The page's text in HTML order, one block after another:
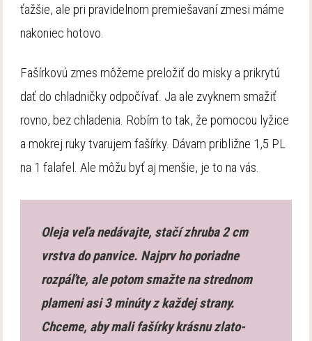
ťažšie, ale pri pravidelnom premiešavaní zmesi máme
nakoniec hotovo.
Fašírkovú zmes môžeme preložiť do misky a prikrytú
dať do chladničky odpočívať. Ja ale zvyknem smažiť
rovno, bez chladenia. Robím to tak, že pomocou lyžice
a mokrej ruky tvarujem fašírky. Dávam približne 1,5 PL
na 1 falafel. Ale môžu byť aj menšie, je to na vás.
Oleja veľa nedávajte, stačí zhruba 2 cm
vrstva do panvice. Najprv ho poriadne
rozpáľte, ale potom smažte na strednom
plameni asi 3 minúty z každej strany.
Chceme, aby mali fašírky krásnu zlato-